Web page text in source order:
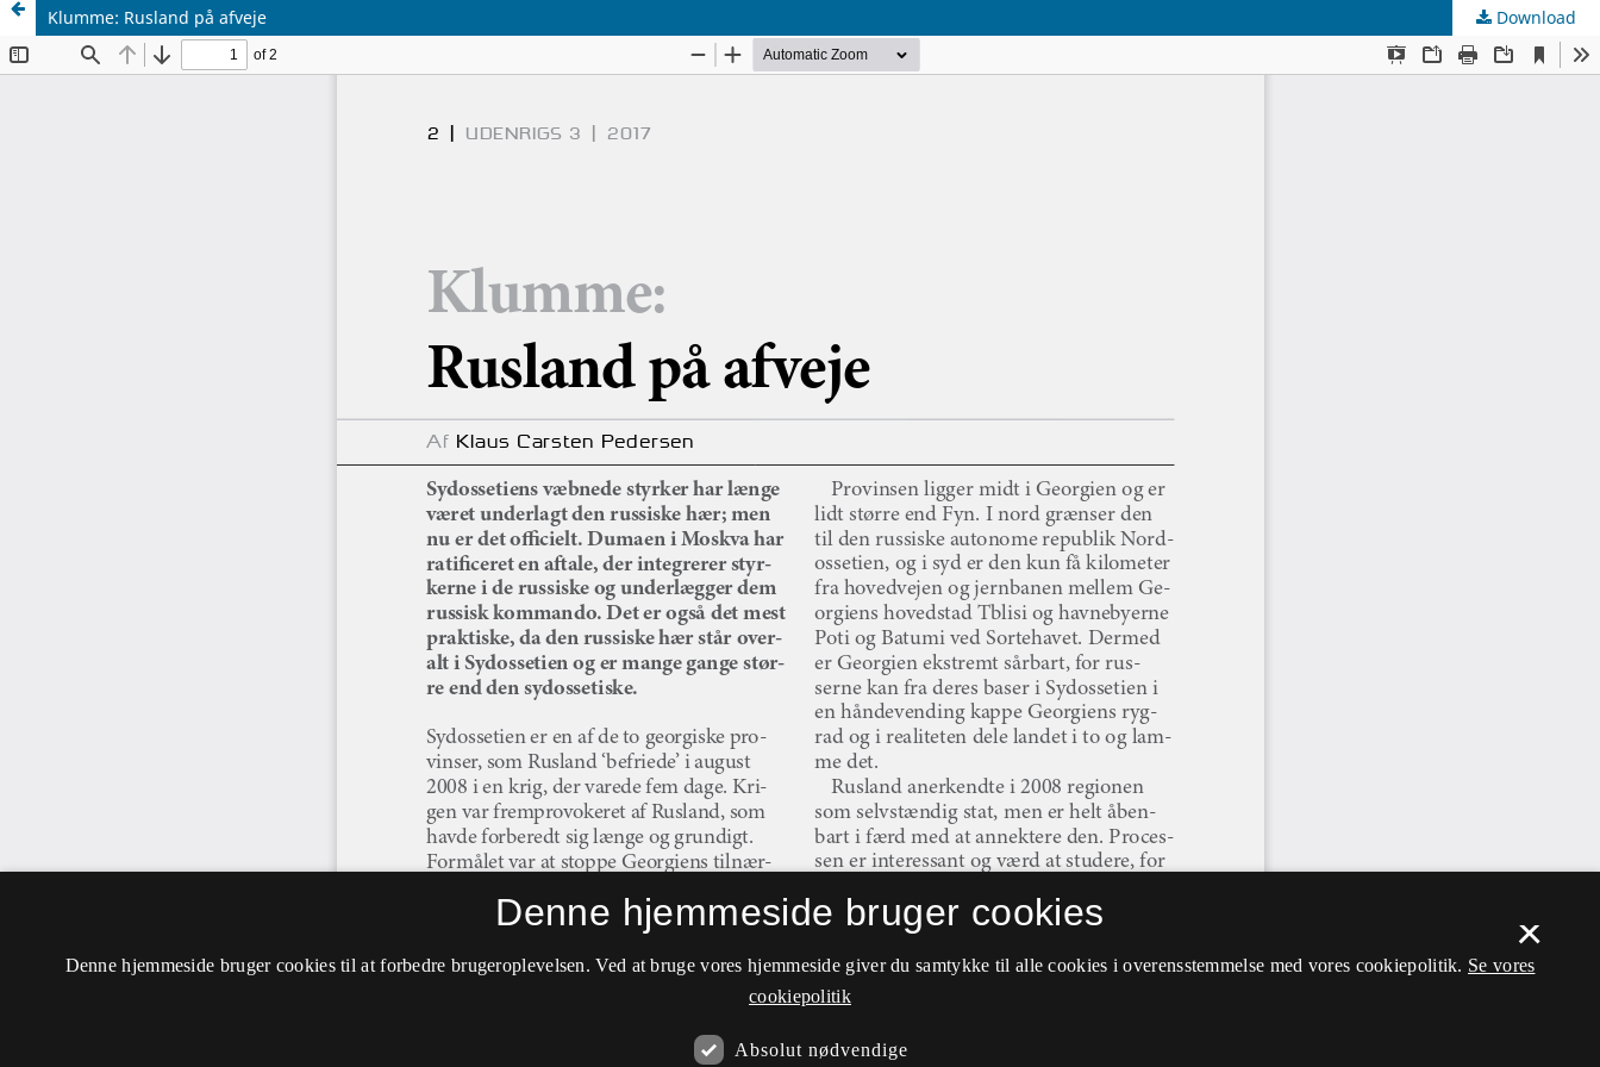
Klumme: Rusland på afveje Download
×
Denne hjemmeside bruger cookies
Denne hjemmeside bruger cookies til at forbedre brugeroplevelsen. Ved at bruge vores hjemmeside giver du samtykke til alle cookies i overensstemmelse med vores cookiepolitik. Se vores
cookiepolitik
Absolut nødvendige